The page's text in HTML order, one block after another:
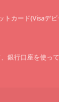
カード(Visaデビ
銀行口座を使っ